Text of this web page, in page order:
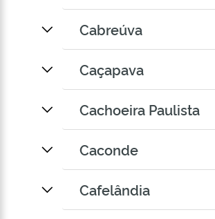
Cabreúva
Caçapava
Cachoeira Paulista
Caconde
Cafelândia